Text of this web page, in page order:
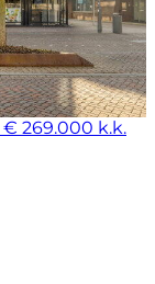
€ 269.000 k.k.